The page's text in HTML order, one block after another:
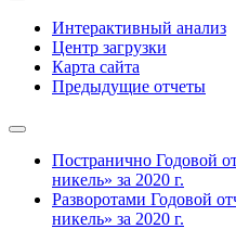
Интерактивный анализ
Центр загрузки
Карта сайта
Предыдущие отчеты
Постранично Годовой
никель» за 2020 г.
Разворотами Годовой
никель» за 2020 г.